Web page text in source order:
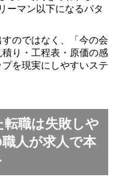
ーマン以下になるパタ
のではなく、「今の会
り・工程表・原価の感
を現実にしやすいステ
職は失敗しや
人が求人で本